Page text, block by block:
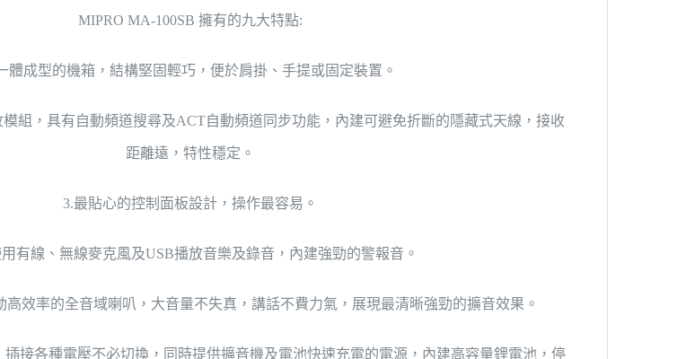
MIPRO MA-100SB 擁有的九大特點:
體成型的機箱，結構堅固輕巧，便於肩掛、手提或固定裝置。
組，具有自動頻道搜尋及ACT自動頻道同步功能，內建可避免折斷的隱藏式天線，接收
距離遠，特性穩定。
3.最貼心的控制面板設計，操作最容易。
有線、無線麥克風及USB播放音樂及錄音，內建強勁的警報音。
高效率的全音域喇叭，大音量不失真，講話不費力氣，展現最清晰強勁的擴音效果。
接各種電壓不必切換，同時提供擴音機及電池快速充電的電源，內建高容量鋰電池，停